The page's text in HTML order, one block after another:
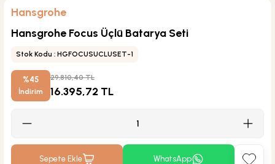
Hansgrohe
Hansgrohe Focus Üçlü Batarya Seti
Stok Kodu : HGFOCUSUCLUSET-1
%45
İndirim
29.810,40 TL
16.395,72 TL
Sepete Ekle WhatsApp